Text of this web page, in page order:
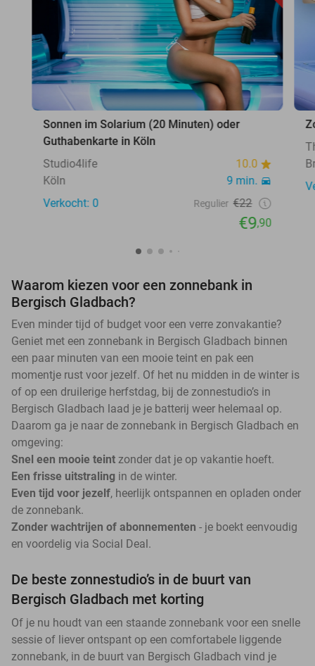
Sonnen im Solarium (20 Minuten) oder
Guthabenkarte in Köln
Studio4life
10.0
Köln
9 min.
Verkocht: 0
Regulier €22
€9,90
Waarom kiezen voor een zonnebank in
Bergisch Gladbach?
Even minder tijd of budget voor een verre zonvakantie?
Geniet met een zonnebank in Bergisch Gladbach binnen
een paar minuten van een mooie teint en pak een
momentje rust voor jezelf. Of het nu midden in de winter is
of op een druilerige herfstdag, bij de zonnestudio’s in
Bergisch Gladbach laad je je batterij weer helemaal op.
Daarom ga je naar de zonnebank in Bergisch Gladbach en
omgeving:
Snel een mooie teint zonder dat je op vakantie hoeft.
Een frisse uitstraling in de winter.
Even tijd voor jezelf, heerlijk ontspannen en opladen onder
de zonnebank.
Zonder wachtrijen of abonnementen - je boekt eenvoudig
en voordelig via Social Deal.
De beste zonnestudio’s in de buurt van
Bergisch Gladbach met korting
Of je nu houdt van een staande zonnebank voor een snelle
sessie of liever ontspant op een comfortabele liggende
zonnebank, in de buurt van Bergisch Gladbach vind je